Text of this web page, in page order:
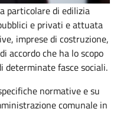
particolare di edilizia
e privati e attuata
imprese di costruzione,
accordo che ha lo scopo
determinate fasce sociali.
normative e su
comunale in